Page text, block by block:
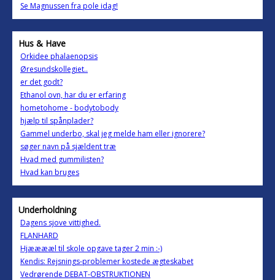
Se Magnussen fra pole idag!
Hus & Have
Orkidee phalaenopsis
Øresundskollegiet..
er det godt?
Ethanol ovn, har du er erfaring
hometohome - bodytobody
hjælp til spånplader?
Gammel underbo, skal jeg melde ham eller ignorere?
søger navn på sjældent træ
Hvad med gummilisten?
Hvad kan bruges
Underholdning
Dagens sjove vittighed.
FLANHARD
Hjææææl til skole opgave tager 2 min :-)
Kendis: Rejsnings-problemer kostede ægteskabet
Vedrørende DEBAT-OBSTRUKTIONEN